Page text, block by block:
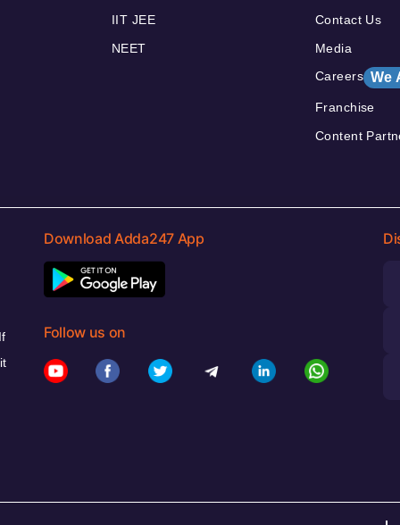
IIT JEE
NEET
Contact Us
Media
Careers We
Franchise
Content
Download Adda247 App
Follow us on